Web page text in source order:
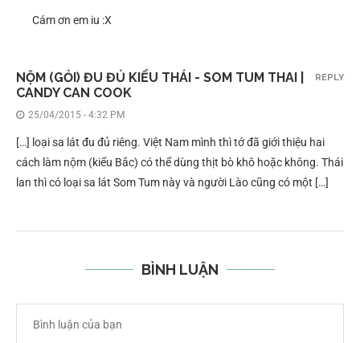
Cám ơn em iu :X
NỘM (GỎI) ĐU ĐỦ KIỂU THÁI - SOM TUM THAI |
CANDY CAN COOK
25/04/2015 - 4:32 PM
[…] loại sa lát đu đủ riêng. Việt Nam mình thì tớ đã giới thiệu hai
cách làm nộm (kiểu Bắc) có thể dùng thịt bò khô hoặc không. Thái
lan thì có loại sa lát Som Tum này và người Lào cũng có một […]
REPLY
BÌNH LUẬN